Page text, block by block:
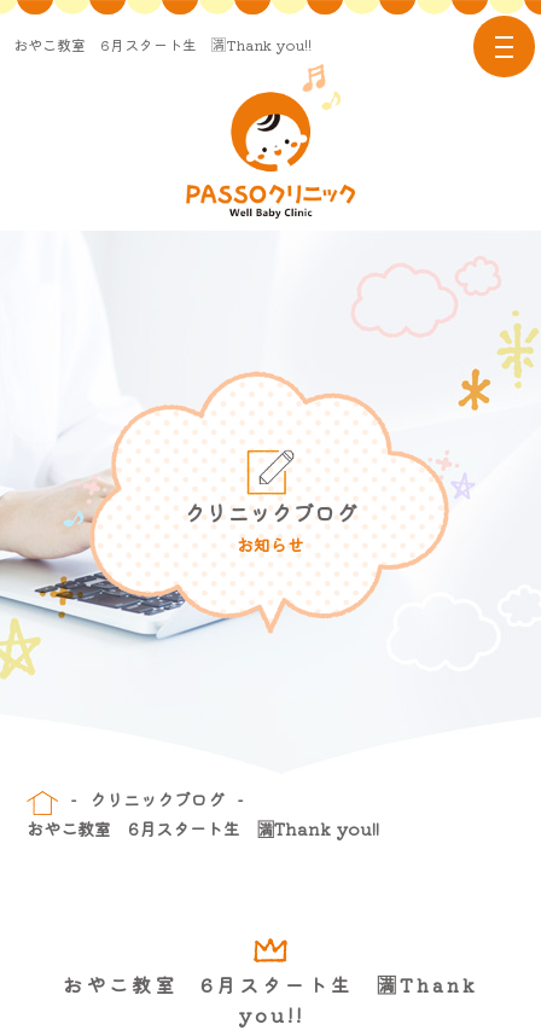
おやこ教室 6月スタート生 🈵Thank you!!
クリニックブログ
お知らせ
クリニックブログ
おやこ教室 6月スタート生 🈵Thank you!!
おやこ教室 6月スタート生 🈵Thank
you!!